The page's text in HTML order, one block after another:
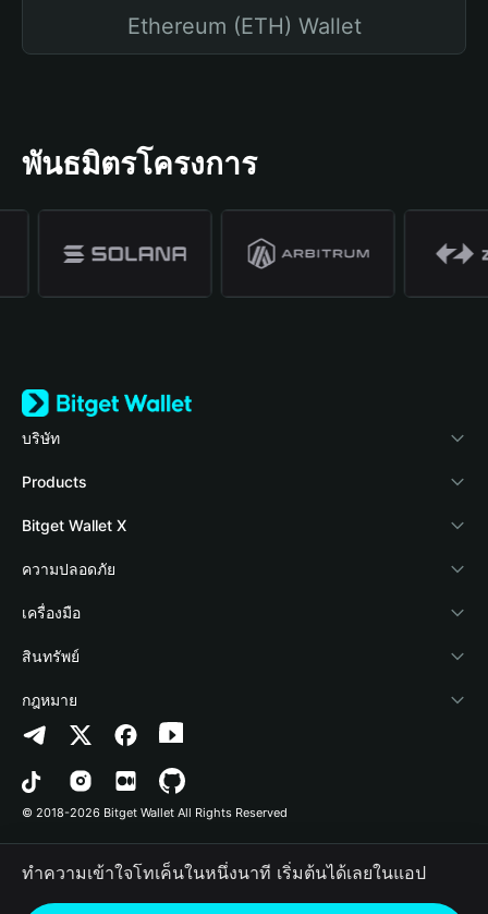
Ethereum (ETH) Wallet
พันธมิตรโครงการ
บริษัท
เกี่ยวกับ Bitget Wallet
Blog
Academy
ข่าวสารด้านคริปโต
ศูนย์ช่วยเหลือ
ติดต่อเรา
ทรัพยากรข้อมูลของแบรนด์
อาชีพ
Products
Crypto Card
Stablecoin Earn
Payfi Crypto
Crypto Swap API
Altcoin Season Index
Prediction Markets
DApp
RWA
Bitget Wallet X
นักพัฒนา
เชื่อมต่อ Wallet
Bitget Wallet Pay
ลิสต์โปรเจกต์
ความปลอดภัย
Protection Fund
เทคโนโลยีความปลอดภัย
เครื่องมือ
ซื้อคริปโต
การตรวจจับการอนุญาต
การตรวจจับสัญญา
การโอนเป็นชุด
สินทรัพย์
Arbitrum
Avalanche
Bitcoin
Polygon
กฎหมาย
นโยบายความเป็นส่วนตัว
ข้อตกลงในการใช้บริการ
© 2018-2026 Bitget Wallet All Rights Reserved
ทำความเข้าใจโทเค็นในหนึ่งนาที เริ่มต้นได้เลยในแอป